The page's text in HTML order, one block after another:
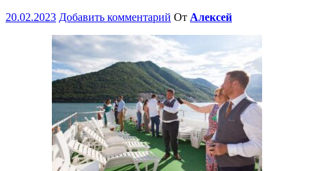
20.02.2023 Добавить комментарий От Алексей